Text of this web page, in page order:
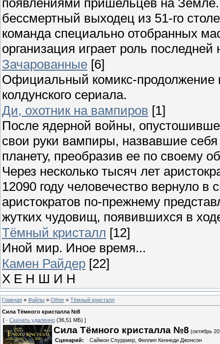
бессмертный выходец из 51-го
команда специально отобранных
организация играет роль
Зачарованные [6]
Официальный комикс-продолжение
колдунского сериала.
Ди, охотник на вампиров [1]
После ядерной войны,
свои руки вампиры, назвавшие
планету, преобразив ее по своему
Через несколько тысяч лет
12090 году человечество вернуло
аристократов по-прежнему
жутких чудовищ, появившихся в
Тёмный кристалл [12]
Иной мир. Иное время...
Камен Райдер [22]
Х Е Н Ш И Н
Главная » Файлы » Other » Тёмный кристалл
Сила Тёмного кристалла №8
[ · Скачать удаленно (36,51 МБ) ]
Сила Тёмного кристалла №8 (октябрь
Сценарий:
Саймон Спурриер, Филлип Кеннеди Джонсон